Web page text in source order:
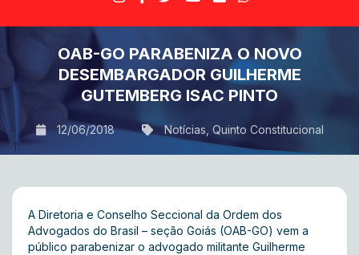
OAB-GO PARABENIZA O NOVO
DESEMBARGADOR GUILHERME
GUTEMBERG ISAC PINTO
12/06/2018 Notícias Quinto Constitucional
A Diretoria e Conselho Seccional da Ordem dos
Advogados do Brasil – seção Goiás (OAB-GO) vem a
público parabenizar o advogado militante Guilherme